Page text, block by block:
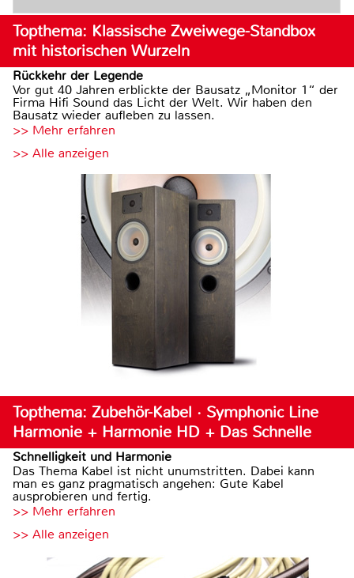
Topthema: Klassische Zweiwege-Standbox
mit historischen Wurzeln
Rückkehr der Legende
Vor gut 40 Jahren erblickte der Bausatz „Monitor 1“ der
Firma Hifi Sound das Licht der Welt. Wir haben den
Bausatz wieder aufleben zu lassen.
>> Mehr erfahren
>> Alle anzeigen
Topthema: Zubehör-Kabel · Symphonic Line
Harmonie + Harmonie HD + Das Schnelle
Schnelligkeit und Harmonie
Das Thema Kabel ist nicht unumstritten. Dabei kann
man es ganz pragmatisch angehen: Gute Kabel
ausprobieren und fertig.
>> Mehr erfahren
>> Alle anzeigen